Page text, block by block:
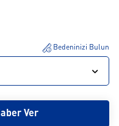
Bedeninizi Bulun
Ver